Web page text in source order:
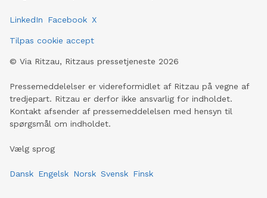
LinkedIn Facebook X
Tilpas cookie accept
© Via Ritzau, Ritzaus pressetjeneste 2026
Pressemeddelelser er videreformidlet af Ritzau på vegne af
tredjepart. Ritzau er derfor ikke ansvarlig for indholdet.
Kontakt afsender af pressemeddelelsen med hensyn til
spørgsmål om indholdet.
Vælg sprog
Dansk Engelsk Norsk Svensk Finsk